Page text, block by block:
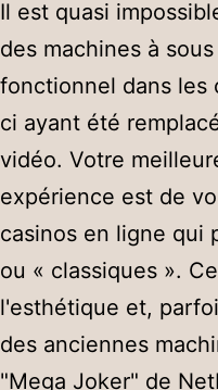
Il est quasi
des machines à
fonctionnel dans les
ci ayant été
vidéo. Votre
expérience est de
casinos en ligne qui
ou « classiques ».
l'esthétique et,
des anciennes
"Mega Joker" de